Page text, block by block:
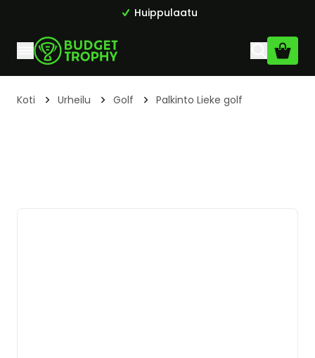
Huippulaatu
Skip to Content
Koti Urheilu Golf Palkinto Lieke golf